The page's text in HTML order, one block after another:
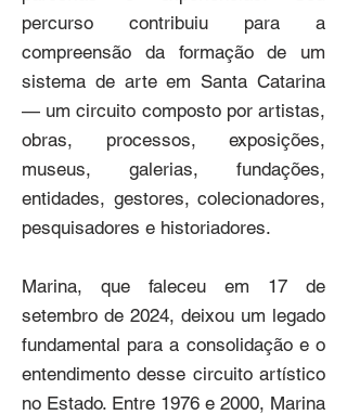
percurso contribuiu para a
compreensão da formação de um
sistema de arte em Santa Catarina
— um circuito composto por artistas,
obras, processos, exposições,
museus, galerias, fundações,
entidades, gestores, colecionadores,
pesquisadores e historiadores.
Marina, que faleceu em 17 de
setembro de 2024, deixou um legado
fundamental para a consolidação e o
entendimento desse circuito artístico
no Estado. Entre 1976 e 2000, Marina